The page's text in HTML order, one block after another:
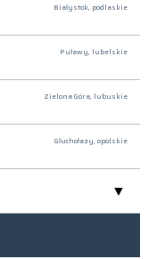
Białystok, podlaskie
Puławy, lubelskie
Zielona Góra, lubuskie
Głuchołazy, opolskie